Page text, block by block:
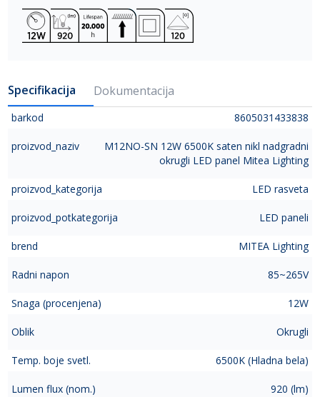
Specifikacija Dokumentacija
barkod 8605031433838
proizvod_naziv
M12NO-SN 12W 6500K saten nikl nadgradni
okrugli LED panel Mitea Lighting
proizvod_kategorija LED rasveta
proizvod_potkategorija LED paneli
brend MITEA Lighting
Radni napon 85~265V
Snaga (procenjena) 12W
Oblik Okrugli
Temp. boje svetl. 6500K (Hladna bela)
Lumen flux (nom.) 920 (lm)